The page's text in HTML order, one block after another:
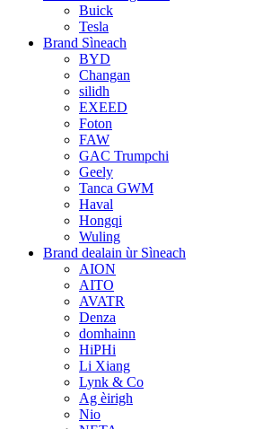
Buick
Tesla
Brand Sìneach
BYD
Changan
silidh
EXEED
Foton
FAW
GAC Trumpchi
Geely
Tanca GWM
Haval
Hongqi
Wuling
Brand dealain ùr Sìneach
AION
AITO
AVATR
Denza
domhainn
HiPHi
Li Xiang
Lynk & Co
Ag èirigh
Nio